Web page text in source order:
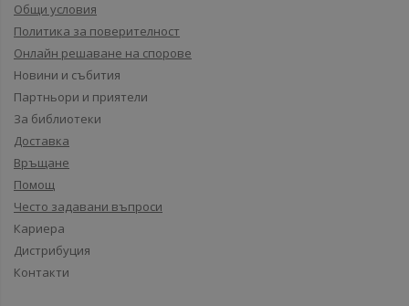
Общи условия
Политика за поверителност
Онлайн решаване на спорове
Новини и събития
Партньори и приятели
За библиотеки
Доставка
Връщане
Помощ
Често задавани въпроси
Кариера
Дистрибуция
Контакти